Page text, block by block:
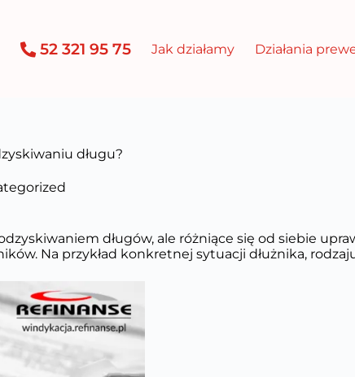
52 321 95 75 Jak działamy Działania
długu?
długów, ale różniące się od siebie
Na przykład konkretnej sytuacji dłużnika,